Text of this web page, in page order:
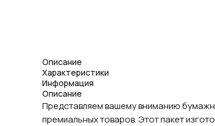
Описание
Характеристики
Информация
Описание
Представляем вашему вниманию
премиальных товаров. Этот пакет